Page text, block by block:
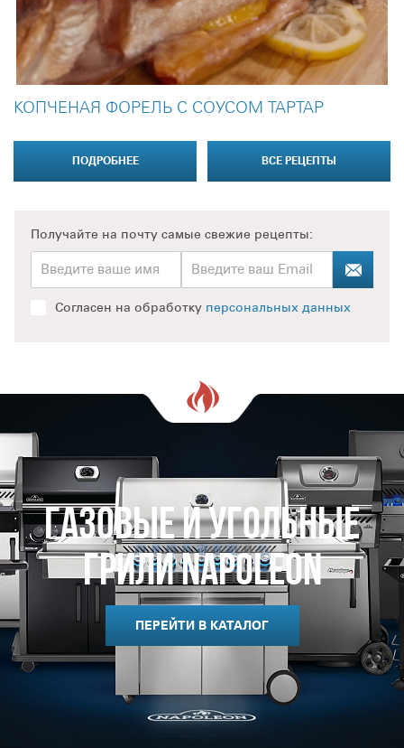
КОПЧЕНАЯ ФОРЕЛЬ С СОУСОМ ТАРТАР
ПОДРОБНЕЕ ВСЕ РЕЦЕПТЫ
Получайте на почту самые свежие рецепты:
Согласен на обработку персональных данных
Газовые и Угольные
Грили Napoleon
ПЕРЕЙТИ В КАТАЛОГ